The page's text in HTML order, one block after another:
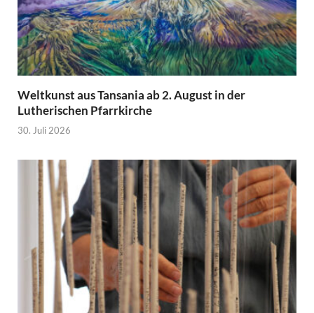
Weltkunst aus Tansania ab 2. August in der
Lutherischen Pfarrkirche
30. Juli 2026